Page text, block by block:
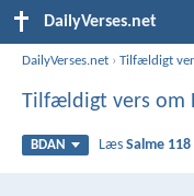
DailyVerses.net
DailyVerses.net ›Tilfældigt
Tilfældigt vers om
BDAN LæsSalme 118